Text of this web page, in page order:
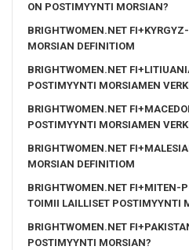
ON POSTIMYYNTI MORSIAN?
BRIGHTWOMEN.NET
MORSIAN DEFINITIOM
BRIGHTWOMEN.NET
POSTIMYYNTI MORSIAMEN
BRIGHTWOMEN.NET
POSTIMYYNTI MORSIAMEN
BRIGHTWOMEN.NET
MORSIAN DEFINITIOM
BRIGHTWOMEN.NET FI+MITEN-
TOIMII LAILLISET POSTIMYYNTI
BRIGHTWOMEN.NET
POSTIMYYNTI MORSIAN?